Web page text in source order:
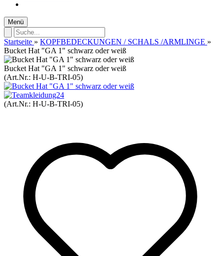
Menü
Startseite » KOPFBEDECKUNGEN / SCHALS /ARMLINGE »
Bucket Hat "GA 1" schwarz oder weiß
Bucket Hat "GA 1" schwarz oder weiß
(Art.Nr.: H-U-B-TRI-05)
(Art.Nr.: H-U-B-TRI-05)